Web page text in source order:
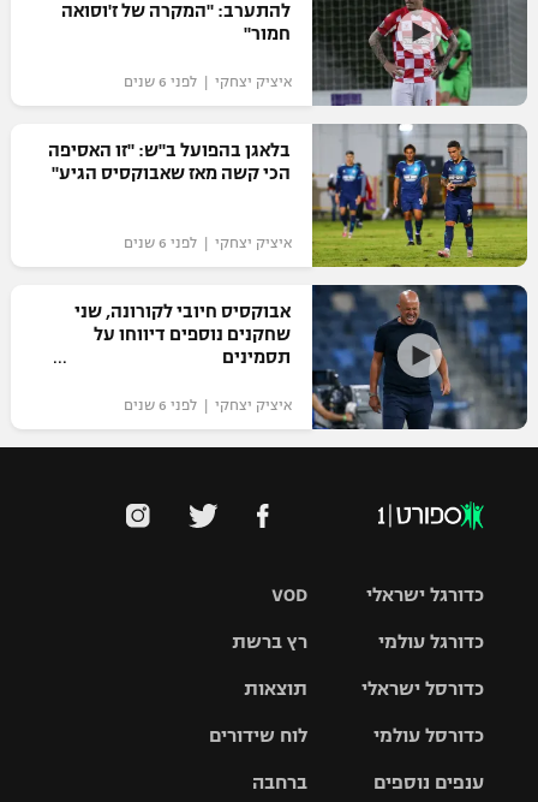
להתערב: "המקרה של ז'וסואה
חמור"
איציק יצחקי | לפני 6 שנים
בלאגן בהפועל ב"ש: "זו האסיפה
הכי קשה מאז שאבוקסיס הגיע"‎
איציק יצחקי | לפני 6 שנים
אבוקסיס חיובי לקורונה, שני
שחקנים נוספים דיווחו על
תסמינים
איציק יצחקי | לפני 6 שנים
VOD
רץ ברשת
תוצאות
לוח שידורים
ברחבה
כדורגל ישראלי
גביע הטוטו
כדורגל עולמי
האלופות
ליגה
כדורסל ישראלי
סל
כדורסל עולמי
ענפים נוספים